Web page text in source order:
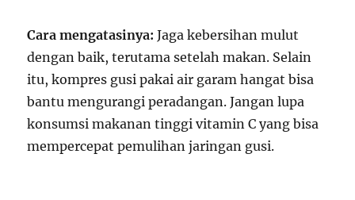
Cara mengatasinya: Jaga kebersihan mulut
dengan baik, terutama setelah makan. Selain
itu, kompres gusi pakai air garam hangat bisa
bantu mengurangi peradangan. Jangan lupa
konsumsi makanan tinggi vitamin C yang bisa
mempercepat pemulihan jaringan gusi.